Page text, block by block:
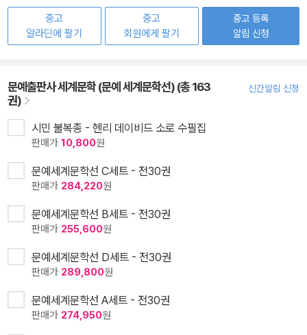
중고
알라딘에 팔기
중고
회원에게 팔기
중고 등록
알림 신청
문예출판사 세계문학 (문예 세계문학선) (총 163
권)
신간알림 신청
시민 불복종 - 헨리 데이비드 소로 수필집
판매가 10,800원
문예세계문학선 C세트 - 전30권
판매가 284,220원
문예세계문학선 B세트 - 전30권
판매가 255,600원
문예세계문학선 D세트 - 전30권
판매가 289,800원
문예세계문학선 A세트 - 전30권
판매가 274,950원